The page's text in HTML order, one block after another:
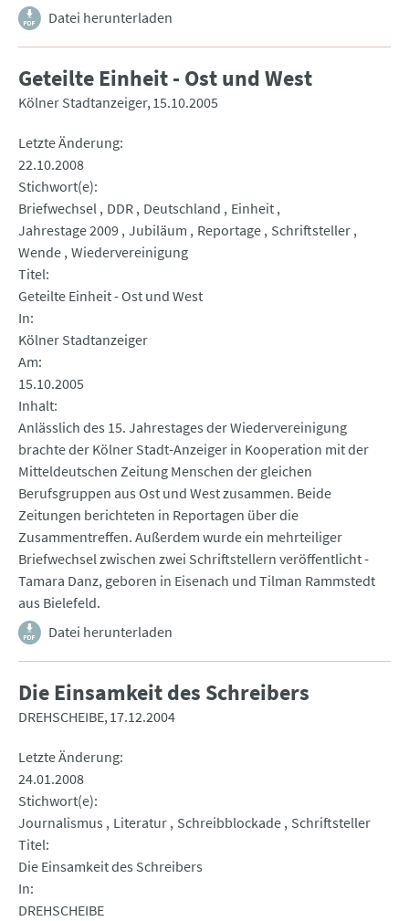
Datei herunterladen
Geteilte Einheit - Ost und West
Kölner Stadtanzeiger 15.10.2005
Letzte Änderung
22.10.2008
Stichwort(e)
Briefwechsel DDR Deutschland
Einheit
Jahrestage 2009 Jubiläum Reportage Schriftsteller
Wende Wiedervereinigung
Titel
Geteilte Einheit - Ost und West
In
Kölner Stadtanzeiger
Am
15.10.2005
Inhalt
Anlässlich des 15. Jahrestages der Wiedervereinigung
brachte der Kölner Stadt-Anzeiger in Kooperation mit der
Mitteldeutschen Zeitung Menschen der gleichen
Berufsgruppen aus Ost und West zusammen. Beide
Zeitungen berichteten in Reportagen über die
Zusammentreffen. Außerdem wurde ein mehrteiliger
Briefwechsel zwischen zwei Schriftstellern veröffentlicht -
Tamara Danz, geboren in Eisenach und Tilman Rammstedt
aus Bielefeld.
Datei herunterladen
Die Einsamkeit des Schreibers
DREHSCHEIBE 17.12.2004
Letzte Änderung
24.01.2008
Stichwort(e)
Journalismus
Literatur Schreibblockade Schriftsteller
Titel
Die Einsamkeit des Schreibers
In
DREHSCHEIBE